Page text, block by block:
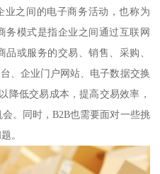
业之间的电子商务活动，也称为
务模式是指企业之间通过互联网
或服务的交易、销售、采购、
、企业门户网站、电子数据交换
降低交易成本，提高交易效率，
。同时，B2B也需要面对一些挑
。